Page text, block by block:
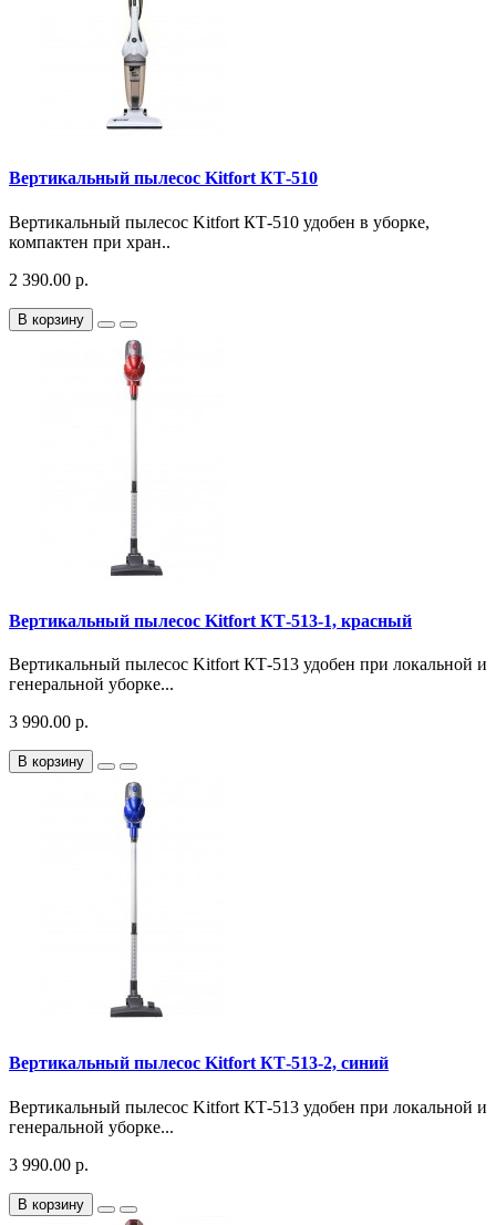
Вертикальный пылесос Kitfort КТ-510
Вертикальный пылесос Kitfort КТ-510 удобен в уборке,
компактен при хран..
2 390.00 р.
В корзину
Вертикальный пылесос Kitfort КТ-513-1, красный
Вертикальный пылесос Kitfort КТ-513 удобен при локальной и
генеральной уборке...
3 990.00 р.
В корзину
Вертикальный пылесос Kitfort КТ-513-2, синий
Вертикальный пылесос Kitfort КТ-513 удобен при локальной и
генеральной уборке...
3 990.00 р.
В корзину